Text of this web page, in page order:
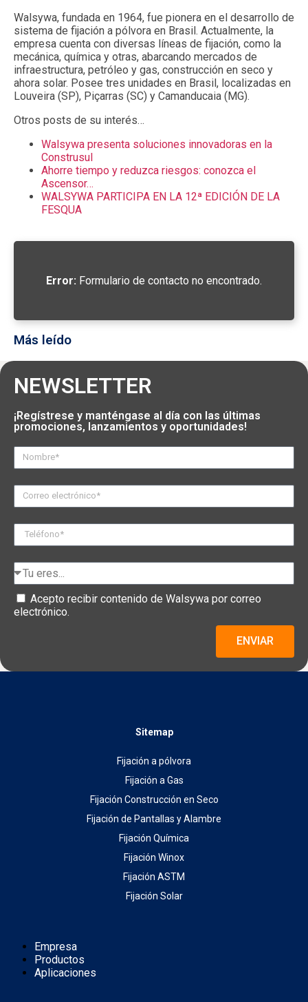
Walsywa, fundada en 1964, fue pionera en el desarrollo de
sistema de fijación a pólvora en Brasil. Actualmente, la
empresa cuenta con diversas líneas de fijación, como la
mecánica, química y otras, abarcando mercados de
infraestructura, petróleo y gas, construcción en seco y
ahora solar. Posee tres unidades en Brasil, localizadas en
Louveira (SP), Piçarras (SC) y Camanducaia (MG).
Otros posts de su interés…
Walsywa presenta soluciones innovadoras en la
Construsul
Ahorre tiempo y reduzca riesgos: conozca el
Ascensor…
WALSYWA PARTICIPA EN LA 12ª EDICIÓN DE LA
FESQUA
Error: Formulario de contacto no encontrado.
Más leído
NEWSLETTER
¡Regístrese y manténgase al día con las últimas
promociones, lanzamientos y oportunidades!
Acepto recibir contenido de Walsywa por correo
electrónico.
ENVIAR
Sitemap
Fijación a pólvora
Fijación a Gas
Fijación Construcción en Seco
Fijación de Pantallas y Alambre
Fijación Química
Fijación Winox
Fijación ASTM
Fijación Solar
Empresa
Productos
Aplicaciones